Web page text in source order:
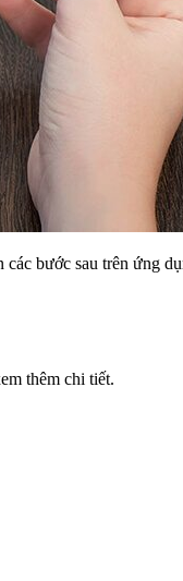
bước sau trên ứng
thêm chi tiết.